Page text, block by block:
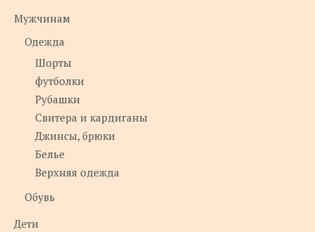
Мужчинам
Одежда
Шорты
футболки
Рубашки
Свитера и кардиганы
Джинсы, брюки
Белье
Верхняя одежда
Обувь
Дети